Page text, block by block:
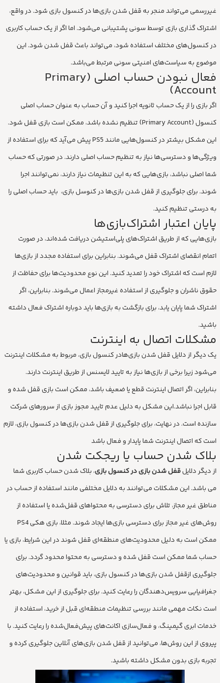
غیررسمی می‌تواند منجر به قفل شدن بازی‌ها در کنسول بازی شود. در واقع،
اشتراک گذاری بازی توسط سونی پشتیبانی می‌شود. اما اگر از یک حساب کاربری
در کنسول‌های مختلف استفاده شود، می‌تواند باعث قفل شدن شود. این
موضوع به سیاست‌های امنیتی سونی مرتبط می‌باشد.
فعال نبودن حساب اصلی (Primary
Account)
اگر بازی را از یک حساب ثانویه اجرا کنید و آن حساب به عنوان حساب اصلی
کنسول (Primary Account) تنظیم نشده باشد، ممکن است بازی قفل شود.
این مشکل بیشتر در کنسول‌هایی مانند PS5 پیش می‌آید که برای استفاده از
ویژگی‌ها و دسترسی‌ها نیاز به تنظیم حساب اصلی دارند. در صورتی که حساب
شما اصلی نباشد، بازی‌هایی که به این تنظیمات نیاز دارند، نمی‌توانند اجرا
شوند. برای جلوگیری از قفل شدن بازی‌ها در کنوسل بازی، باید حساب اصلی را
به درستی تنظیم کنید.
پایان اعتبار اشتراک‌بازی‌ها
بازی‌هایی که از طریق اشتراک‌های پلی‌استیشن دریافت شده‌اند، در صورت
اتمام انقضای اشتراک قفل می‌شوند. بنابراین برای استفاده مجدد از بازی‌ها
لازم است که اشتراک خود را تمدید کنید. این نوع محدودیت‌ها برای حفاظت از
حقوق ناشران و جلوگیری از استفاده غیرمجاز اعمال می‌شوند. بنابراین، اگر
اشتراک شما پایان یابد، برای بازگشت به بازی‌ها باید دوباره اشتراک فعال داشته
باشید.
مشکلات اتصال به اینترنت
یک دیگر از دلایل قفل شدن بازی‌هادر کنسول بازی، مربوط به مشکلات اینترنت
می‌شود زیرا برخی از بازی‌ها نیاز به تایید لایسنس از طریق اینترنت دارند.
بنابراین، اگر اتصال اینترنت قطع یا ضعیف باشد، ممکن است بازی قفل شده و
قابل اجرا نباشد.این مشکل به دلیل عدم تایید مجوز بازی از سرورهای شرکت
سازنده است. در نهایت، برای جلوگیری از قفل شدن بازی‌ها در کنسول بازی، لازم
است که اتصال اینترنت شما پایدار و فعال باشد
بلاک شدن حساب یا ریجکت شدن
از دیگر دلایلقفل شدن بازی‌ در کنسول بازی، بلاک شدن حساب کاربری شما
می باشد. این مشکلات می‌توانند به دلایل مختلفی مانند استفاده از حساب در
مناطق غیر مجاز، تلاش برای دسترسی به محتواهای قفل‌شده یا استفاده از
روش‌های غیر مجاز برای دسترسی بازی‌ها ایجاد شوند. مثلا، بازی‌ هکی PS4
ممکن است به دلیل محدودیت‌های منطقه‌ای قفل شوند در این شرایط، بازی یا
حساب شما ممکن است قفل شده و دسترسی به محتوا محدود گردد. برای
جلوگیری ازقفل شدن بازی‌ها در کنسول بازی، باید قوانین و محدودیت‌های
جغرافیایی سرویس‌دهندگان را رعایت کنید. برای جلوگیری از این مشکل، بهتر
است نکات مهمی مانند بررسی تنظیمات منطقه‌ای قبل از خرید، استفاده از
خدمات ابری گیمینگ، و فعال‌سازی اکانت‌های پیش‌فعال‌شده را رعایت کنید. با
پیروی از این روش‌ها، می‌توانید از قفل شدن بازی‌های آنلاین جلوگیری کرده و
تجربه بازی بدون مشکل داشته باشید.